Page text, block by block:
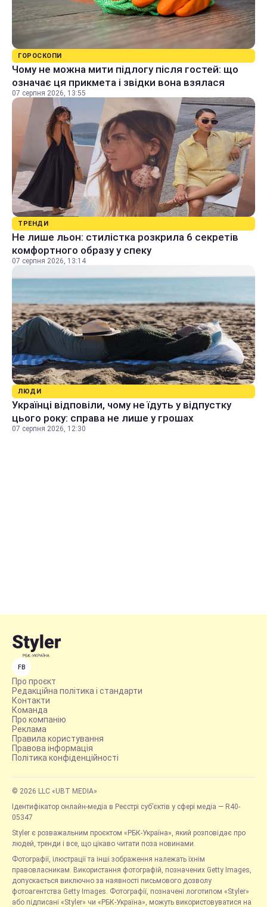
ГОРОСКОПИ
Чому не можна мити підлогу після гостей: що
означає ця прикмета і звідки вона взялася
07 серпня 2026, 13:55
ТРЕНДИ
Не лише льон: стилістка розкрила 6 секретів
комфортного образу у спеку
07 серпня 2026, 13:14
ЛЮДИ
Українці відповіли, чому не їдуть у відпустку
цього року: справа не лише у грошах
07 серпня 2026, 12:30
FB
Про проєкт
Редакційна політика і стандарти
Контакти
Команда
Про компанію
Реклама
Правила користування
Правова інформація
Політика конфіденційності
© 2026 LLC «UBT MEDIA»
Ідентифікатор онлайн-медіа в Реєстрі суб’єктів у сфері медіа — R40-
05347
Styler є розважальним проєктом «РБК-Україна», який розповідає про
людей, тренди і все, що цікаво читати поза новинами.
Фотографії, ілюстрації та інші зображення належать їхнім
правовласникам. Використання фотографій, позначених Getty Images,
допускається виключно за наявності письмового дозволу
фотоагентства Getty Images. Фотографії, позначені логотипом «Styler»
або підписані «Styler» чи «РБК-Україна», можуть використовуватися на